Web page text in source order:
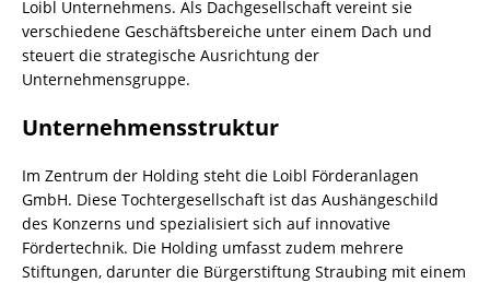
Loibl Unternehmens. Als Dachgesellschaft vereint sie
verschiedene Geschäftsbereiche unter einem Dach und
steuert die strategische Ausrichtung der
Unternehmensgruppe.
Unternehmensstruktur
Im Zentrum der Holding steht die Loibl Förderanlagen
GmbH. Diese Tochtergesellschaft ist das Aushängeschild
des Konzerns und spezialisiert sich auf innovative
Fördertechnik. Die Holding umfasst zudem mehrere
Stiftungen, darunter die Bürgerstiftung Straubing mit einem